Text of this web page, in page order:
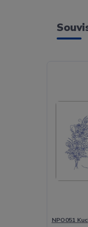
NPO051